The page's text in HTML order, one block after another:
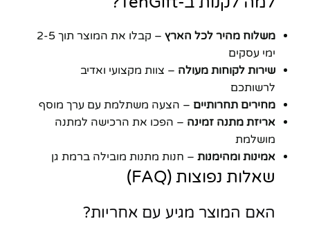
משלוח מהיר לכל הארץ
– קבלו את המוצר תוך 2-5
ימי עסקים
שירות לקוחות מעולה – צוות מקצועי ואדיב
לרשותכם
מחירים תחרותיים – הצעה משתלמת עם ערך מוסף
אריזת מתנה זמינה – הפכו את הרכישה למתנה
מושלמת
אמינות ומהימנות – חנות מתנות מובילה ברמת גן
שאלות נפוצות (FAQ)
האם המוצר מגיע עם אחריות?